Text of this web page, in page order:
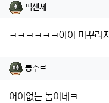
픽센세님의 댓글
픽센세
ㅋㅋㅋㅋㅋㅋ야이 미꾸라
봉주르님의 댓글
봉주르
어이없는 놈이네ㅋ